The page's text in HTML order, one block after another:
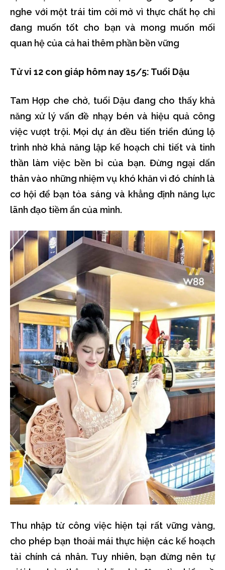
nghe với một trái tim cởi mở vì thực chất họ chỉ
đang muốn tốt cho bạn và mong muốn mối
quan hệ của cả hai thêm phần bền vững
Tử vi 12 con giáp hôm nay 15/5: Tuổi Dậu
Tam Hợp che chở, tuổi Dậu đang cho thấy khả
năng xử lý vấn đề nhạy bén và hiệu quả công
việc vượt trội. Mọi dự án đều tiến triển đúng lộ
trình nhờ khả năng lập kế hoạch chi tiết và tinh
thần làm việc bền bỉ của bạn. Đừng ngại dấn
thân vào những nhiệm vụ khó khăn vì đó chính là
cơ hội để bạn tỏa sáng và khẳng định năng lực
lãnh đạo tiềm ẩn của mình.
Thu nhập từ công việc hiện tại rất vững vàng,
cho phép bạn thoải mái thực hiện các kế hoạch
tài chính cá nhân. Tuy nhiên, bạn đừng nên tự